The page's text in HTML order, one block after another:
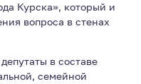
Курска», который и
вопроса в стенах
в составе
семейной